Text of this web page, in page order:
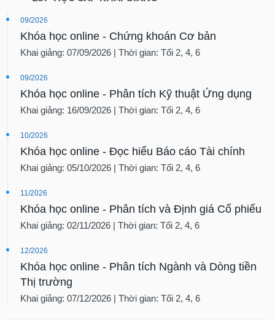
09/2026
Khóa học online - Chứng khoán Cơ bản
Khai giảng: 07/09/2026 | Thời gian: Tối 2, 4, 6
09/2026
Khóa học online - Phân tích Kỹ thuật Ứng dụng
Khai giảng: 16/09/2026 | Thời gian: Tối 2, 4, 6
10/2026
Khóa học online - Đọc hiểu Báo cáo Tài chính
Khai giảng: 05/10/2026 | Thời gian: Tối 2, 4, 6
11/2026
Khóa học online - Phân tích và Định giá Cổ phiếu
Khai giảng: 02/11/2026 | Thời gian: Tối 2, 4, 6
12/2026
Khóa học online - Phân tích Ngành và Dòng tiền
Thị trường
Khai giảng: 07/12/2026 | Thời gian: Tối 2, 4, 6